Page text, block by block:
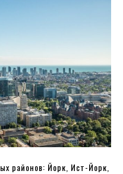
районов: Йорк, Ист-Йорк,